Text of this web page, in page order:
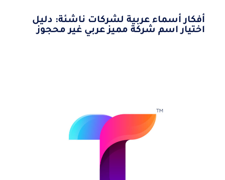
أفكار أسماء عربية لشركات ناشئة: دليل
اختيار اسم شركة مميز عربي غير محجوز